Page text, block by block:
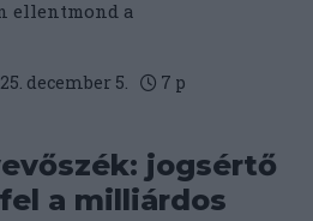
ellentmond a
december 5. 7 p
jogsértő
a milliárdos